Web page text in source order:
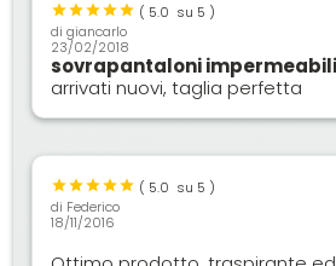
( 5.0 su 5 )
digiancarlo
23/02/2018
sovrapantaloni impermeabili
arrivati nuovi, taglia perfetta
( 5.0 su 5 )
di Federico
18/11/2016